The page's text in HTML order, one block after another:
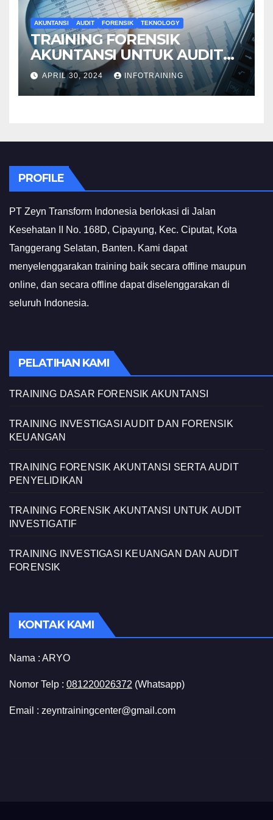
AKUNTANSI AUDIT FORENSIK TEKNOLOGY
TRAINING FORENSIK
AKUNTANSI UNTUK AUDIT
INVESTIGATIF
APRIL 30, 2024 INFOTRAINING
PROFILE
PT Zeyn Transform Indonesia berlokasi di Jalan
Kesehatan II No. 168D, Cipayung, Kec. Ciputat, Kota
Tanggerang Selatan, Banten. Kami dapat
menyelenggarakan training baik secara offline maupun
online, dan secara offline dapat diselenggarakan di
seluruh Indonesia.
PELATIHAN KAMI
TRAINING DASAR FORENSIK AKUNTANSI
TRAINING INVESTIGASI AUDIT DAN FORENSIK
KEUANGAN
TRAINING FORENSIK AKUNTANSI SERTA AUDIT
PENYELIDIKAN
TRAINING FORENSIK AKUNTANSI UNTUK AUDIT
INVESTIGATIF
TRAINING INVESTIGASI KEUANGAN DAN AUDIT
FORENSIK
KONTAK KAMI
Nama : ARYO
Nomor Telp : 081220026372 (Whatsapp)
Email : zeyntrainingcenter@gmail.com